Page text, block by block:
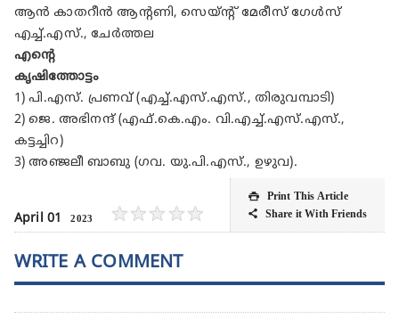
ആൻ കാതറീൻ ആന്റണി, സെയ്ന്റ് മേരീസ് ഗേൾസ്
എച്ച്.എസ്., ചേർത്തല
എന്റെ
കൃഷിത്തോട്ടം
1) പി.എസ്. പ്രണവ് (എച്ച്.എസ്.എസ്., തിരുവമ്പാടി)
2) ജെ. അഭിനന്ദ് (എഫ്.കെ.എം. വി.എച്ച്.എസ്.എസ്.,
കട്ടച്ചിറ)
3) അഞ്ജലീ ബാബു (ഗവ. യു.പി.എസ്., ഉഴുവ).
April 01 2023
 Print This Article
 Share it With Friends
★★★ ★★
WRITE A COMMENT